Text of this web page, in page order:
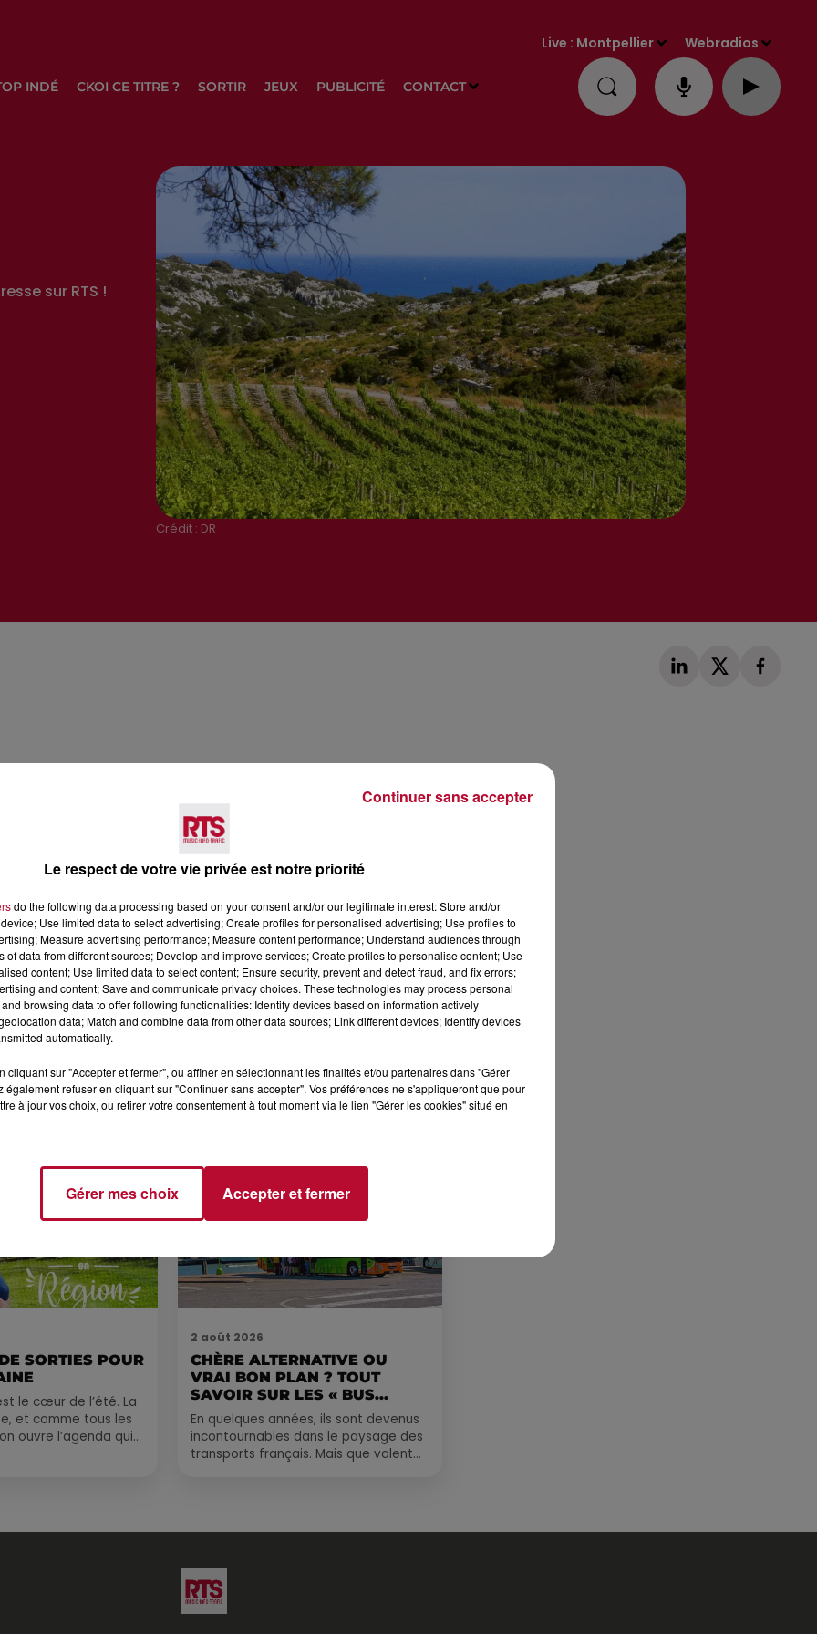
INDÉ CKOI CE TITRE ? SORTIR JEUX PUBLICITÉ CONTACT
Live : Montpellier Webradios
Crédit : DR
sur RTS !
À
4 août 2026
HÉRAULT, PYRÉNÉES-
EXPLORER...
Pas besoin de bouteilles de plongée
lourdes ni de diplômes complexes
SORTIES POUR
le cœur de l’été. La
et comme tous les
ouvre l’agenda qui
2 août 2026
CHÈRE ALTERNATIVE OU
VRAI BON PLAN ? TOUT
SAVOIR SUR LES « BUS...
En quelques années, ils sont devenus
incontournables dans le paysage des
transports français. Mais que valent
Le respect de votre vie privée est notre priorité
do the following data processing based on your consent and/or our legitimate interest: Store and/or
Use limited data to select advertising; Create profiles for personalised advertising; Use profiles to
Measure advertising performance; Measure content performance; Understand audiences through
of data from different sources; Develop and improve services; Create profiles to personalise content; Use
content; Use limited data to select content; Ensure security, prevent and detect fraud, and fix errors;
and content; Save and communicate privacy choices. These technologies may process personal
browsing data to offer following functionalities: Identify devices based on information actively
data; Match and combine data from other data sources; Link different devices; Identify devices
automatically.
cliquant sur "Accepter et fermer", ou affiner en sélectionnant les finalités et/ou partenaires dans "Gérer
également refuser en cliquant sur "Continuer sans accepter". Vos préférences ne s'appliqueront que pour
à jour vos choix, ou retirer votre consentement à tout moment via le lien "Gérer les cookies" situé en
Gérer mes choix Accepter et fermer
Continuer sans accepter